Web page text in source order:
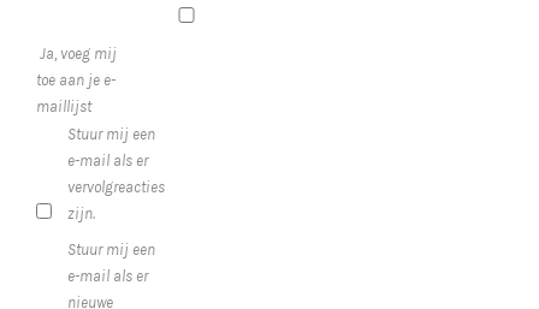
Ja, voeg mij
toe aan je e-
maillijst
Stuur mij een
e-mail als er
vervolgreacties
zijn.
Stuur mij een
e-mail als er
nieuwe